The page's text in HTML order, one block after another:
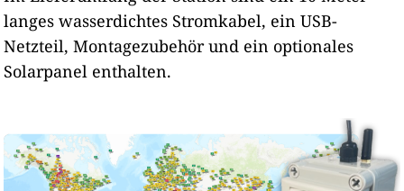
langes wasserdichtes Stromkabel, ein USB-
Netzteil, Montagezubehör und ein optionales
Solarpanel enthalten.